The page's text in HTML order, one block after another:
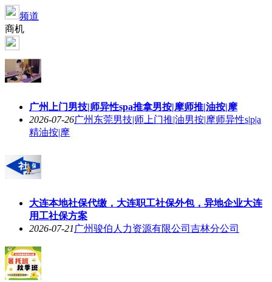
频道
商机
广州上门男技|师异性spa推拿男按|摩师推|油按|摩
2026-07-26广州东莞男技|师上门推|油男按|摩师异性s|p|a
精油按|摩
大连本地社保代缴，大连职工社保外包，异地企业大连
用工社保方案
2026-07-21 广州骏伯人力资源有限公司吉林分公司